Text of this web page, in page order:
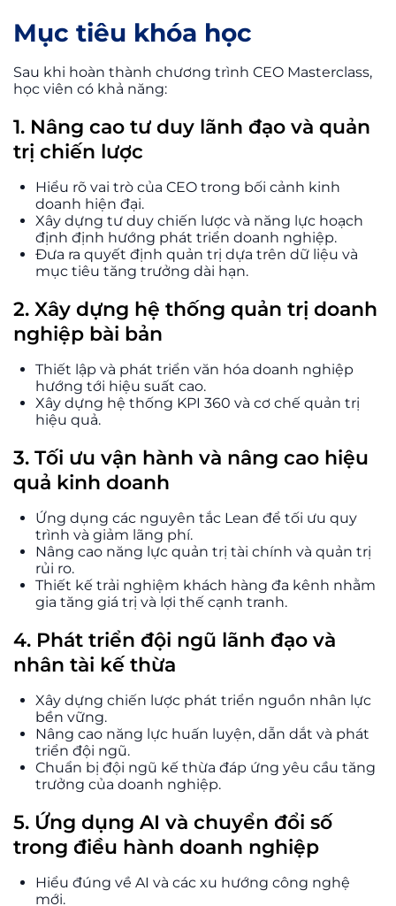
Mục tiêu khóa học
Sau khi hoàn thành chương trình CEO Masterclass,
học viên có khả năng:
1. Nâng cao tư duy lãnh đạo và quản
trị chiến lược
Hiểu rõ vai trò của CEO trong bối cảnh kinh
doanh hiện đại.
Xây dựng tư duy chiến lược và năng lực hoạch
định định hướng phát triển doanh nghiệp.
Đưa ra quyết định quản trị dựa trên dữ liệu và
mục tiêu tăng trưởng dài hạn.
2. Xây dựng hệ thống quản trị doanh
nghiệp bài bản
Thiết lập và phát triển văn hóa doanh nghiệp
hướng tới hiệu suất cao.
Xây dựng hệ thống KPI 360 và cơ chế quản trị
hiệu quả.
3. Tối ưu vận hành và nâng cao hiệu
quả kinh doanh
Ứng dụng các nguyên tắc Lean để tối ưu quy
trình và giảm lãng phí.
Nâng cao năng lực quản trị tài chính và quản trị
rủi ro.
Thiết kế trải nghiệm khách hàng đa kênh nhằm
gia tăng giá trị và lợi thế cạnh tranh.
4. Phát triển đội ngũ lãnh đạo và
nhân tài kế thừa
Xây dựng chiến lược phát triển nguồn nhân lực
bền vững.
Nâng cao năng lực huấn luyện, dẫn dắt và phát
triển đội ngũ.
Chuẩn bị đội ngũ kế thừa đáp ứng yêu cầu tăng
trưởng của doanh nghiệp.
5. Ứng dụng AI và chuyển đổi số
trong điều hành doanh nghiệp
Hiểu đúng về AI và các xu hướng công nghệ
mới.